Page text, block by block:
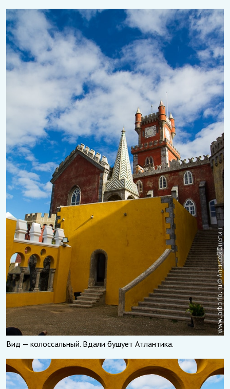
Вид — колоссальный. Вдали бушует Атлантика.